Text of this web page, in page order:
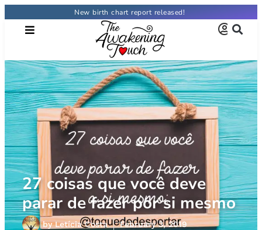
New birth chart report released!
27 coisas que você deve
parar de fazer por si mesmo
byLetícia Costa February 3, 2019